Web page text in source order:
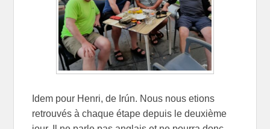
Idem pour Henri, de Irún. Nous nous etions
retrouvés à chaque étape depuis le deuxième